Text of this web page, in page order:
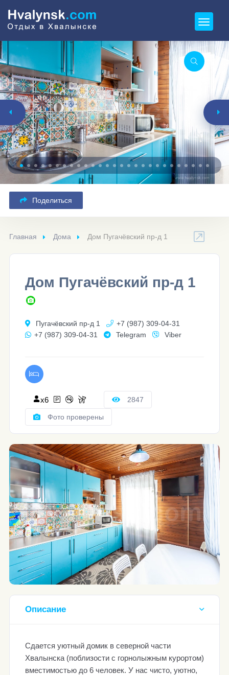
Поделиться
Главная Дома Дом Пугачёвский пр-д 1
Дом Пугачёвский пр-д 1
Пугачёвский пр-д 1
+7 (987) 309-04-31
+7 (987) 309-04-31
Telegram Viber
x6 2847
Фото проверены
Описание
Сдается уютный домик в северной части
Хвалынска (поблизости с горнолыжным курортом)
вместимостью до 6 человек. У нас чисто, уютно,